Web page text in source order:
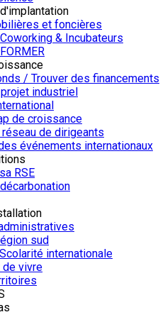
et foncières
& Incubateurs
/ Trouver des financements
industriel
de croissance
réseau de dirigeants
événements internationaux
RSE
sud
internationale
de vivre